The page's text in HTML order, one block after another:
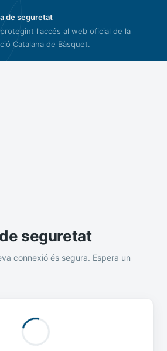
de seguretat
l'accés al web oficial de la
Catalana de Bàsquet.
seguretat
connexió és segura. Espera un